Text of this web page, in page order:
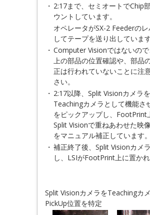
・ 2:17まで、セミオートでChip
ウントしています。
オペレータがSX-2 Feederの
してテープを送り出しています
・ Computer Visionではないの
上の部品の位置確認や、部品
正は行われていないことに注
さい。
・ 2:17以降、Split Visionカメラを
Teachingカメラとして機能さ
をピックアップし、FootPrint
Split Visionで重ねあわせた映
をマニュアル補正しています。
・ 補正終了後、Split Visionカメ
し、LSIがFootPrint上に置かれ
Split VisionカメラをTeachingカ
PickUp位置を特定